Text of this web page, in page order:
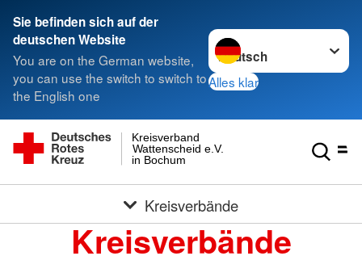
Sie befinden sich auf der
deutschen Website
You are on the German website,
you can use the switch to switch to
the English one
Sprache wechseln zu
Alles klar
in Bochum
Wattenscheid e.V.
Kreisverband
Kreisverbände
Kreisverbände